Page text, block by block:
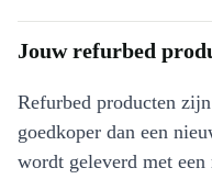
Jouw refurbed
Refurbed producten
goedkoper dan een
wordt geleverd met